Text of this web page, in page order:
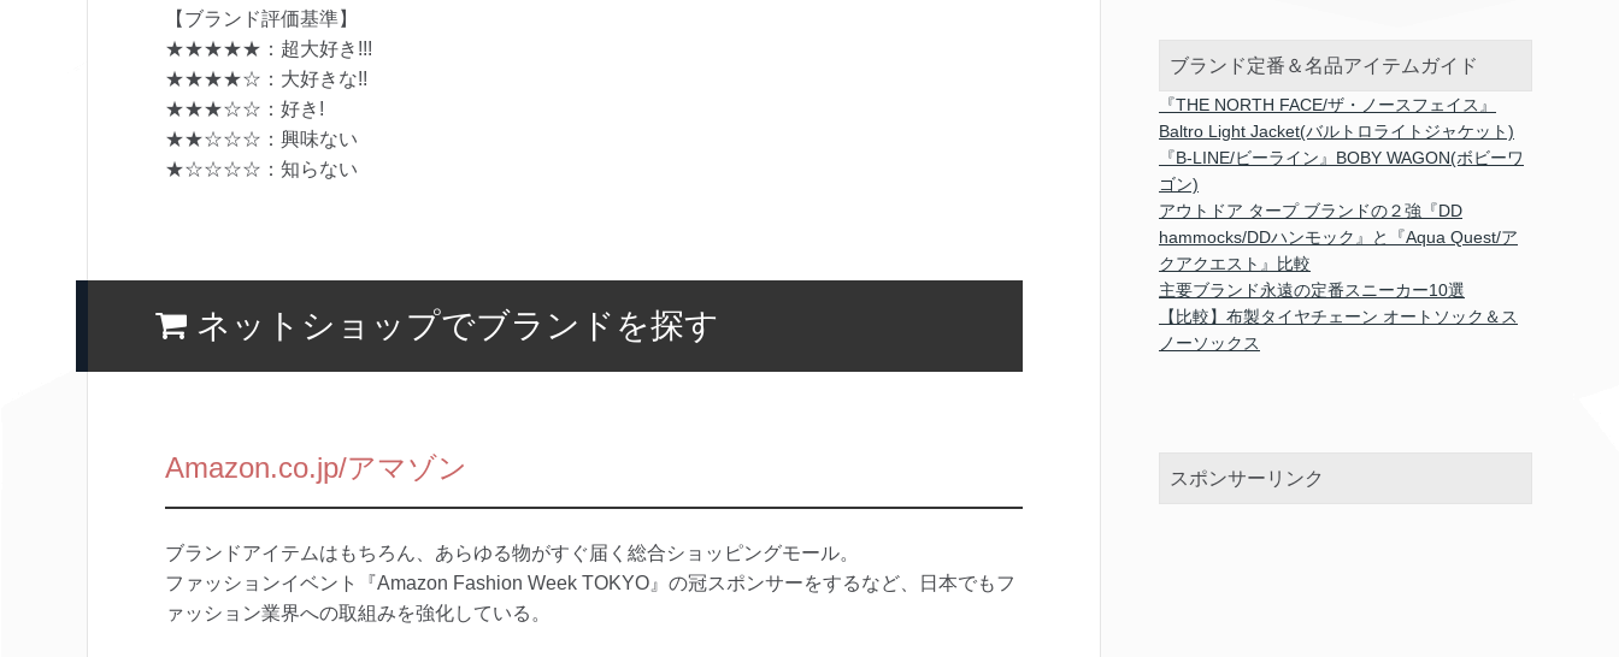
【ブランド評価基準】
★★★★★：超大好き!!!
★★★★☆：大好きな!!
★★★☆☆：好き!
★★☆☆☆：興味ない
★☆☆☆☆：知らない
ネットショップでブランドを探す
Amazon.co.jp/アマゾン
ブランドアイテムはもちろん、あらゆる物がすぐ届く総合ショッピングモール。
ファッションイベント『Amazon Fashion Week TOKYO』の冠スポンサーをするなど、日本でもフ
ァッション業界への取組みを強化している。
ブランド定番＆名品アイテムガイド
『THE NORTH FACE/ザ・ノースフェイス』
Baltro Light Jacket(バルトロライトジャケット)
『B-LINE/ビーライン』BOBY WAGON(ボビーワ
ゴン)
アウトドア タープ ブランドの２強『DD
hammocks/DDハンモック』と『Aqua Quest/ア
クアクエスト』比較
主要ブランド永遠の定番スニーカー10選
【比較】布製タイヤチェーン オートソック＆ス
ノーソックス
スポンサーリンク